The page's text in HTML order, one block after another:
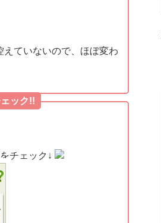
ていないので、ほぼ変わ
ック!!
チェック↓